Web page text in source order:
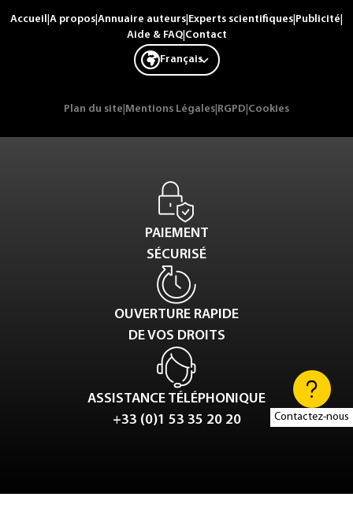
Contactez-nous
Accueil A propos Annuaire auteurs Experts scientifiques Publicité
Aide & FAQ| Contact
Français
Plan du site Mentions Légales RGPD Cookies
PAIEMENT
SÉCURISÉ
OUVERTURE RAPIDE
DE VOS DROITS
ASSISTANCE TÉLÉPHONIQUE
+33 (0)1 53 35 20 20